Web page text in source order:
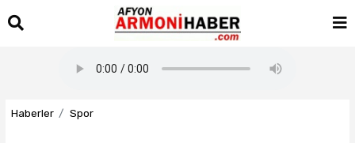
Haberler Spor